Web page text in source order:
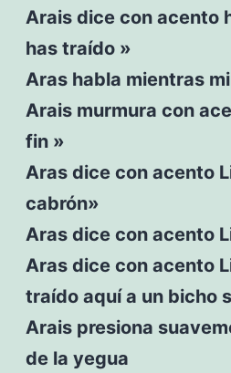
Arais dice con acento
has traído »
Aras habla mientras
Arais murmura con
fin »
Aras dice con acento
cabrón»
Aras dice con acento
Aras dice con acento
traído aquí a un bicho
Arais presiona
de la yegua